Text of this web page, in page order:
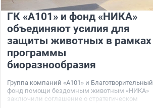
ГК «А101» и фонд «НИКА»
объединяют усилия для
защиты животных в рамках
программы
биоразнообразия
Группа компаний «А101» и Благотворительный
фонд помощи бездомным животным «НИКА»
заключили соглашение о стратегическом